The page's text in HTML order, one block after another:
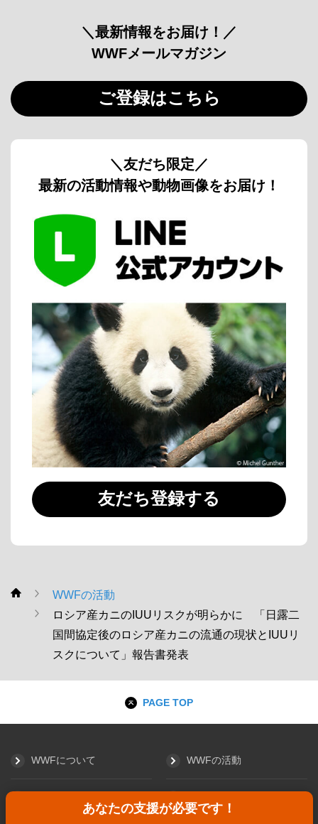
あなたの支援が必要です！
＼最新情報をお届け！／
WWFメールマガジン
ご登録はこちら
＼友だち限定／
最新の活動情報や動物画像をお届け！
友だち登録する
WWF
WWFの活動
ロシア産カニのIUUリスクが明らかに 「日露二
国間協定後のロシア産カニの流通の現状とIUUリ
スクについて」報告書発表
PAGE TOP
WWFについて WWFの活動